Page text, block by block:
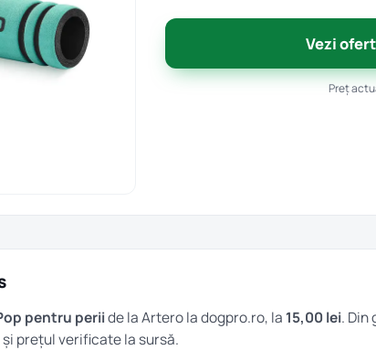
Vezi
Preț
pentru periide la Artero la dogpro.ro, la 15,00 lei. Din
prețul verificate la sursă.